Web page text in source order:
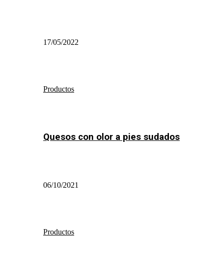
17/05/2022
Productos
Quesos con olor a pies sudados
06/10/2021
Productos